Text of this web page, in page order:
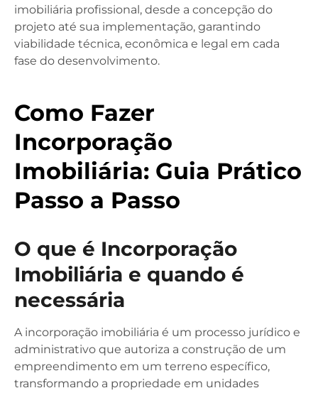
imobiliária profissional, desde a concepção do
projeto até sua implementação, garantindo
viabilidade técnica, econômica e legal em cada
fase do desenvolvimento.
Como Fazer
Incorporação
Imobiliária: Guia Prático
Passo a Passo
O que é Incorporação
Imobiliária e quando é
necessária
A incorporação imobiliária é um processo jurídico e
administrativo que autoriza a construção de um
empreendimento em um terreno específico,
transformando a propriedade em unidades